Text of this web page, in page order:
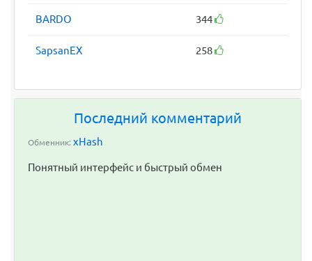
BARDO 344
SapsanEX 258
Последний комментарий
Обменник: xHash
Понятный интерфейс и быстрый обмен